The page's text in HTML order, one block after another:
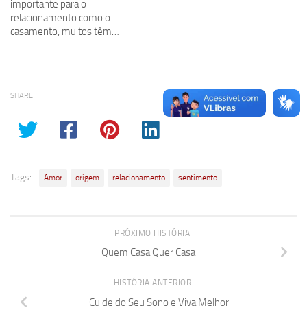
importante para o
relacionamento como o
casamento, muitos têm…
SHARE
Tags: Amor origem relacionamento sentimento
PRÓXIMO HISTÓRIA
Quem Casa Quer Casa
HISTÓRIA ANTERIOR
Cuide do Seu Sono e Viva Melhor